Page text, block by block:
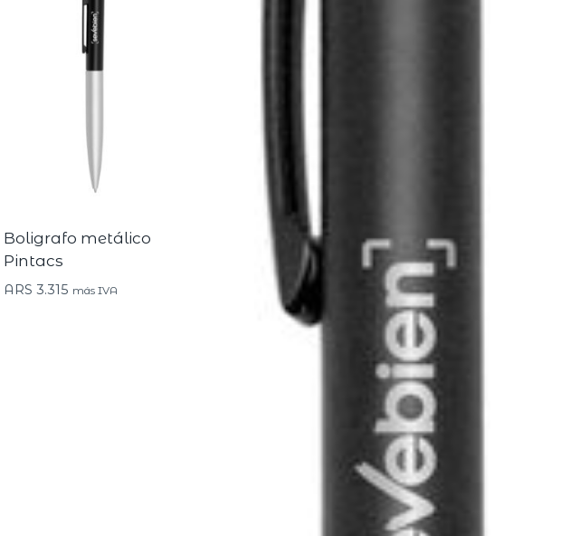
Boligrafo metálico
Pintacs
ARS 3.315 más IVA